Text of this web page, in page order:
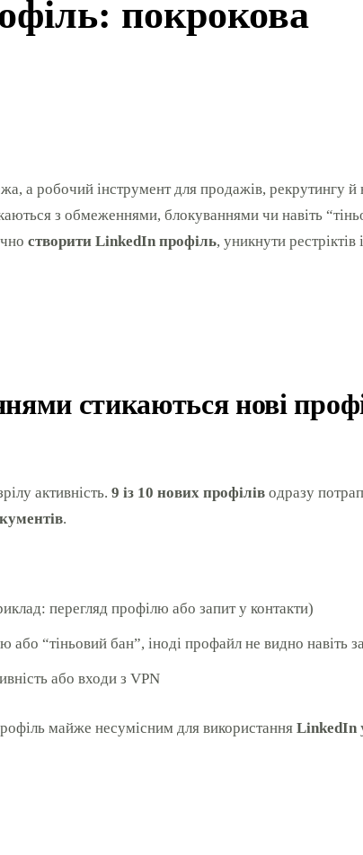
покрокова
а робочий інструмент для продажів, рекрутингу й
з обмеженнями, блокуваннями чи навіть
створити LinkedIn профіль, уникнути рестріктів і
стикаються нові
активність. 9 із 10 нових профілів одразу
.
перегляд профілю або запит у контакти)
або “тіньовий бан”, іноді профайл не видно навіть
або входи з VPN
майже несумісним для використання LinkedIn